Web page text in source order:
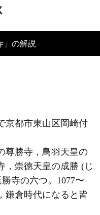
」の解説
京都市東山区岡崎付
尊勝寺，鳥羽天皇の
，崇徳天皇の成勝 (じ
寺の六つ。1077〜
鎌倉時代になると皆